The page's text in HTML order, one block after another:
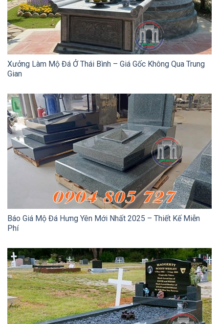
Xưởng Làm Mộ Đá Ở Thái Bình – Giá Gốc Không Qua Trung
Gian
Báo Giá Mộ Đá Hưng Yên Mới Nhất 2025 – Thiết Kế Miễn
Phí